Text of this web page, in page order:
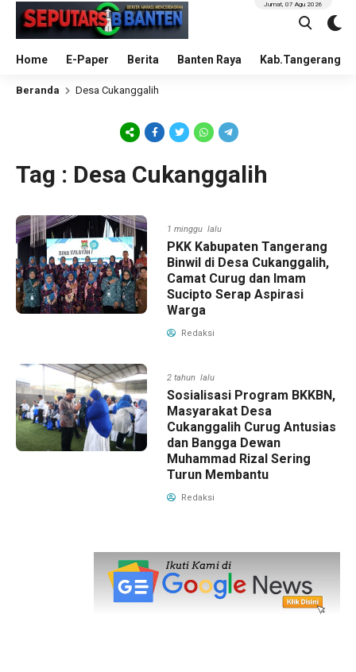
Home E-Paper Berita Banten Raya Kab.Tangerang
Jumat, 07 Agu 2026
Beranda Desa Cukanggalih
Tag : Desa Cukanggalih
1 minggu lalu
PKK Kabupaten Tangerang
Binwil di Desa Cukanggalih,
Camat Curug dan Imam
Sucipto Serap Aspirasi
Warga
Redaksi
2 tahun lalu
Sosialisasi Program BKKBN,
Masyarakat Desa
Cukanggalih Curug Antusias
dan Bangga Dewan
Muhammad Rizal Sering
Turun Membantu
Redaksi